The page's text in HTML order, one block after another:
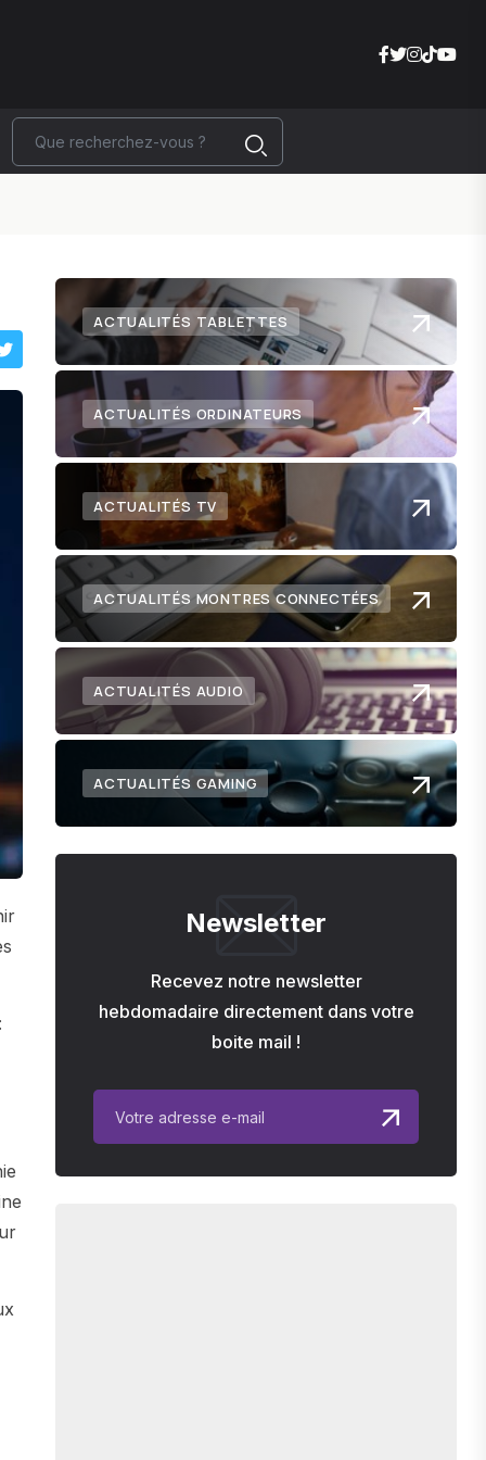
ACTUALITÉS TABLETTES
ACTUALITÉS ORDINATEURS
ACTUALITÉS TV
ACTUALITÉS MONTRES CONNECTÉES
ACTUALITÉS AUDIO
ACTUALITÉS GAMING
Newsletter
Recevez notre newsletter
hebdomadaire directement dans votre
boite mail !